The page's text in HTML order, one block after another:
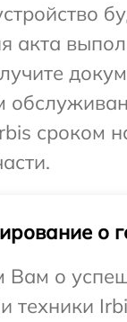
акта
сроком
о
о
техники